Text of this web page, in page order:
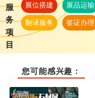
服
务
项
目
展位搭建 展品运输
翻译服务 签证办理
您可能感兴趣：